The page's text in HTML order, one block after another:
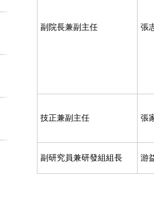
副院長兼副主任 張
技正兼副主任 張
副研究員兼研發組組長 游